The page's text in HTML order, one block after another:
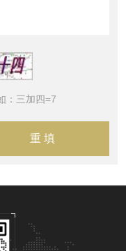
：三加四=7